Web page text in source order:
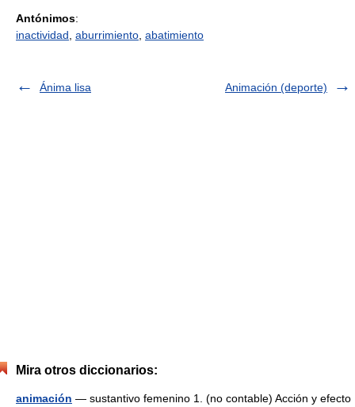
Antónimos:
inactividad aburrimiento abatimiento
Ánima lisa Animación (deporte)
Mira otros diccionarios:
animación — sustantivo femenino 1. (no contable) Acción y efecto